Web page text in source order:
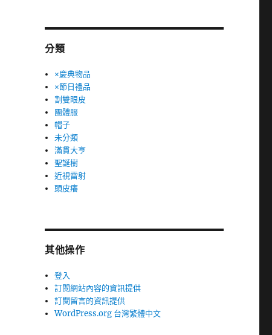
分類
×慶典物品
×節日禮品
割雙眼皮
團體服
帽子
未分類
滿貫大亨
聖誕樹
近視雷射
頭皮癢
其他操作
登入
訂閱網站內容的資訊提供
訂閱留言的資訊提供
WordPress.org 台灣繁體中文